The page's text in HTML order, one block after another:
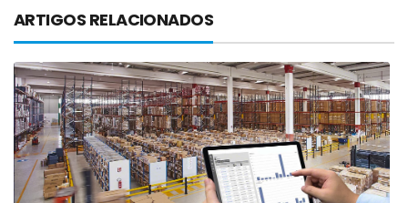
ARTIGOS RELACIONADOS